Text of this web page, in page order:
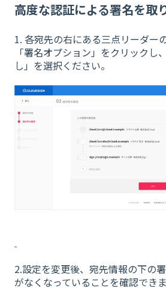
高度な認証による署名を取
1. 各宛先の右にある三点リーダー
「署名オプション」をクリックし
し」を選択ください。
2.設定を変更後、宛先情報の下の
がなくなっていることを確認できま